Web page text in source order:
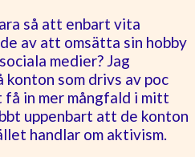
så att enbart vita
av att omsätta sin hobby
medier? Jag
som drivs av poc
in mer mångfald i mitt
uppenbart att de konton
handlar om aktivism.